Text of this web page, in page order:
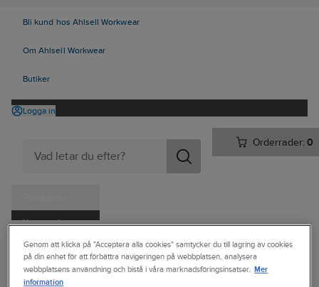
Bli kund hos Ahlsell Workwear
Om Ahlsell Workwear
Butiker
Logga in
Orderrader:0
Kampanjer
Tjänster
Kataloger
Ahlsell Produkter Personligt skydd Skor
Yrkesskor
Yrkesskor, utan skydd
Genom att klicka på "Acceptera alla cookies" samtycker du till lagring av cookies
på din enhet för att förbättra navigeringen på webbplatsen, analysera
webbplatsens användning och bistå i våra marknadsföringsinsatser. Mer
information